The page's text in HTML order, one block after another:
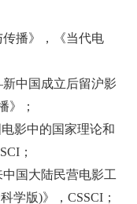
播》，《当代电
中国成立后留沪影
》；
影中的国家理论和
；
国大陆民营电影工
学版)》，CSSCI；